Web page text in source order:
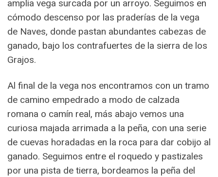
amplia vega surcada por un arroyo. Seguimos en
cómodo descenso por las praderías de la vega
de Naves, donde pastan abundantes cabezas de
ganado, bajo los contrafuertes de la sierra de los
Grajos.
Al final de la vega nos encontramos con un tramo
de camino empedrado a modo de calzada
romana o camín real, más abajo vemos una
curiosa majada arrimada a la peña, con una serie
de cuevas horadadas en la roca para dar cobijo al
ganado. Seguimos entre el roquedo y pastizales
por una pista de tierra, bordeamos la peña del